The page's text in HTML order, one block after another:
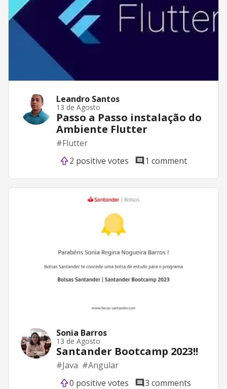
Leandro Santos
13 de Agosto
Passo a Passo instalação do
Ambiente Flutter
#Flutter
2 positive votes
1 comment
Sonia Barros
13 de Agosto
Santander Bootcamp 2023!!
#Java #Angular
0 positive votes
3 comments